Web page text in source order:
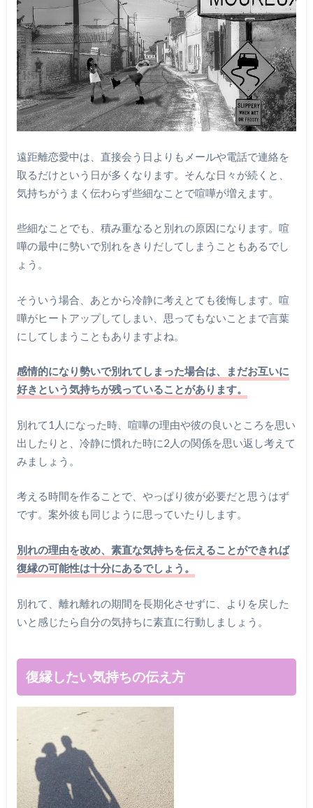
遠距離恋愛中は、直接会う日よりもメールや電話で連絡を
取るだけという日が多くなります。そんな日々が続くと、
気持ちがうまく伝わらず些細なことで喧嘩が増えます。
些細なことでも、積み重なると別れの原因になります。喧
嘩の最中に勢いで別れをきりだしてしまうこともあるでし
ょう。
そういう場合、あとから冷静に考えとても後悔します。喧
嘩がヒートアップしてしまい、思ってもないことまで言葉
にしてしまうこともありますよね。
感情的になり勢いで別れてしまった場合は、まだお互いに
好きという気持ちが残っていることがあります。
別れて1人になった時、喧嘩の理由や彼の良いところを思い
出したりと、冷静に慣れた時に2人の関係を思い返し考えて
みましょう。
考える時間を作ることで、やっぱり彼が必要だと思うはず
です。案外彼も同じように思っていたりします。
別れの理由を改め、素直な気持ちを伝えることができれば
復縁の可能性は十分にあるでしょう。
別れて、離れ離れの期間を長期化させずに、よりを戻した
いと感じたら自分の気持ちに素直に行動しましょう。
復縁したい気持ちの伝え方